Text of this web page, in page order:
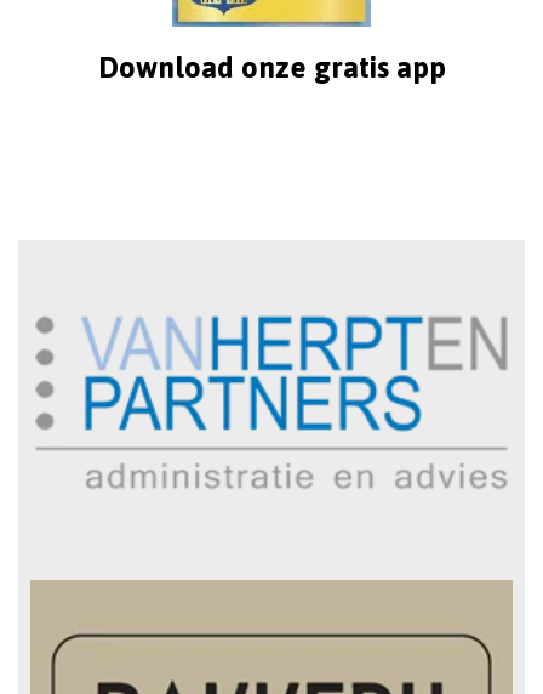
Download onze gratis app